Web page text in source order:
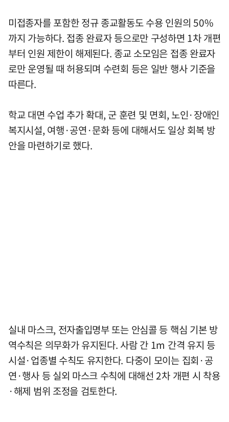
미접종자를 포함한 정규 종교활동도 수용 인원의 50%
까지 가능하다. 접종 완료자 등으로만 구성하면 1차 개편
부터 인원 제한이 해제된다. 종교 소모임은 접종 완료자
로만 운영될 때 허용되며 수련회 등은 일반 행사 기준을
따른다.
학교 대면 수업 추가 확대, 군 훈련 및 면회, 노인·장애인
복지시설, 여행·공연·문화 등에 대해서도 일상 회복 방
안을 마련하기로 했다.
실내 마스크, 전자출입명부 또는 안심콜 등 핵심 기본 방
역수칙은 의무화가 유지된다. 사람 간 1m 간격 유지 등
시설·업종별 수칙도 유지한다. 다중이 모이는 집회·공
연·행사 등 실외 마스크 수칙에 대해선 2차 개편 시 착용
·해제 범위 조정을 검토한다.